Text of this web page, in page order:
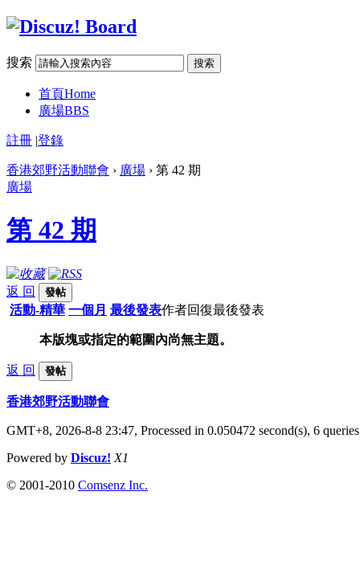
搜索 搜索
首頁Home
廣場BBS
註冊 |登錄
香港郊野活動聯會 › 廣場 › 第 42 期
廣場
第 42 期
返 回 發帖
活動-精華 一個月 最後發表作者回復最後發表
本版塊或指定的範圍內尚無主題。
返 回 發帖
香港郊野活動聯會
GMT+8, 2026-8-8 23:47, Processed in 0.050472 second(s), 6 queries
Powered by Discuz! X1
© 2001-2010 Comsenz Inc.